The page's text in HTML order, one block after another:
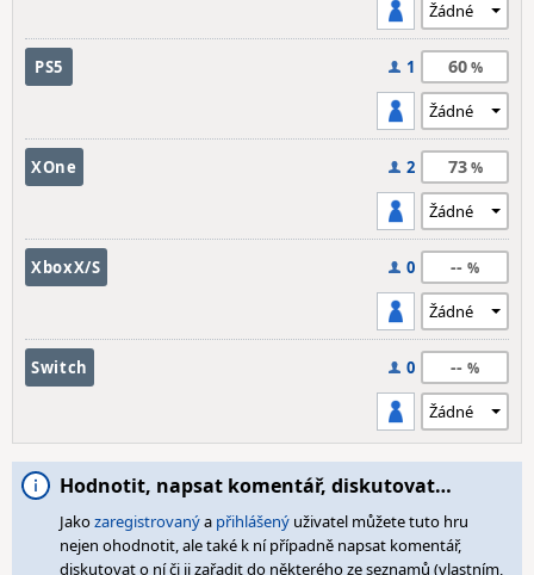
PS5 1 60
XOne 2 73
XboxX/S 0 --
Switch 0 --
Hodnotit, napsat komentář, diskutovat…
Jakozaregistrovanýa přihlášený uživatel můžete tuto hru
nejen ohodnotit, ale také k ní případně napsat komentář,
diskutovat o ní či ji zařadit do některého ze seznamů (vlastním,